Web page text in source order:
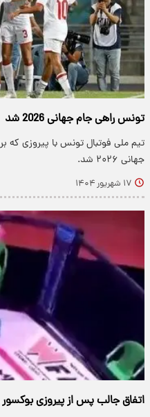
تونس راهی جام جهانی 2026 شد
تیم ملی فوتبال تونس با پیروزی که
جهانی ۲۰۲۶ شد.
۱۷ شهریور ۱۴۰۴
اتفاق جالب پس از پیروزی بوکسور